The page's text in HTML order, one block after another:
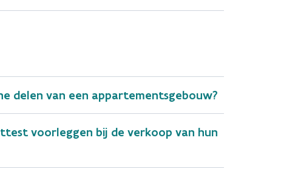
delen van een appartementsgebouw?
voorleggen bij de verkoop van hun